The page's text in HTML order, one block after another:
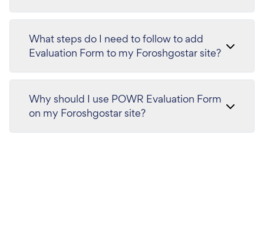
What steps do I need to follow to add
Evaluation Form to my Foroshgostar site?
Why should I use POWR Evaluation Form
on my Foroshgostar site?